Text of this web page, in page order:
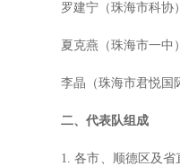
罗建宁（珠海市科协）
夏克燕（珠海市一中）
李晶（珠海市君悦国际
二、代表队组成
1. 各市、顺德区及省直